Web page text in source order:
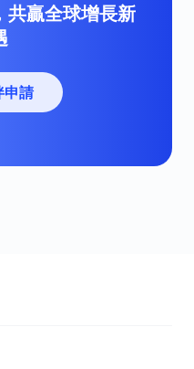
贏全球增長新
申請